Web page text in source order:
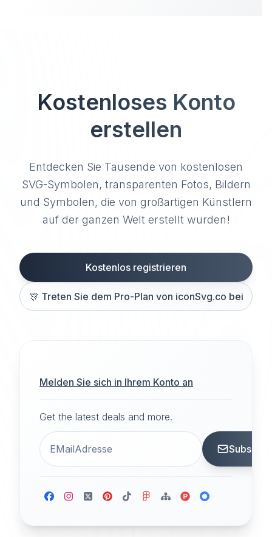
Kostenloses Konto
erstellen
Entdecken Sie Tausende von kostenlosen
SVG-Symbolen, transparenten Fotos, Bildern
und Symbolen, die von großartigen Künstlern
auf der ganzen Welt erstellt wurden!
Kostenlos registrieren
🎊 Treten Sie dem Pro-Plan von iconSvg.co bei
Melden Sie sich in Ihrem Konto an
Get the latest deals and more.